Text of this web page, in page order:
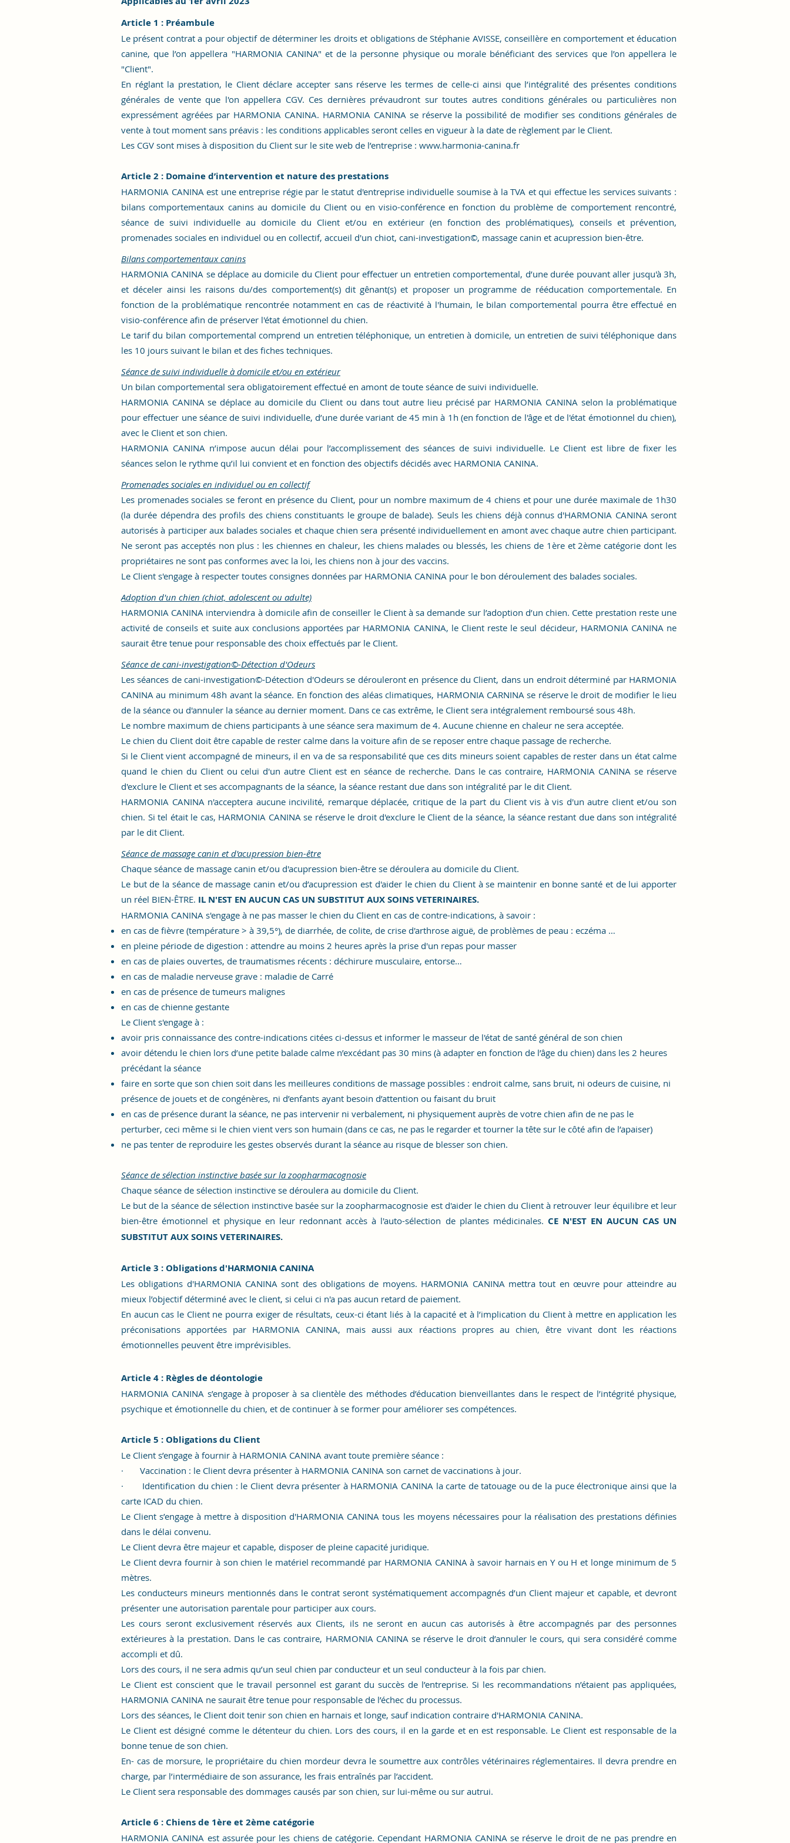
Article 1 : Préambule
Le présent contrat a pour objectif de déterminer les droits et obligations de Stéphanie AVISSE, conseillère en comportement et éducation
canine, que l’on appellera "HARMONIA CANINA" et de la personne physique ou morale bénéficiant des services que l’on appellera le
"Client".
En réglant la prestation, le Client déclare accepter sans réserve les termes de celle-ci ainsi que l’intégralité des présentes conditions
générales de vente que l'on appellera CGV. Ces dernières prévaudront sur toutes autres conditions générales ou particulières non
expressément agréées par HARMONIA CANINA. HARMONIA CANINA se réserve la possibilité de modifier ses conditions générales de
vente à tout moment sans préavis : les conditions applicables seront celles en vigueur à la date de règlement par le Client.
Les CGV sont mises à disposition du Client sur le site web de l’entreprise : www.harmonia-canina.fr
Article 2 : Domaine d’intervention et nature des prestations
HARMONIA CANINA est une entreprise régie par le statut d'entreprise individuelle soumise à la TVA et qui effectue les services suivants :
bilans comportementaux canins au domicile du Client ou en visio-conférence en fonction du problème de comportement rencontré,
séance de suivi individuelle au domicile du Client et/ou en extérieur (en fonction des problématiques), conseils et prévention,
promenades sociales en individuel ou en collectif, accueil d'un chiot, cani-investigation©, massage canin et acupression bien-être.
Bilans comportementaux canins
HARMONIA CANINA se déplace au domicile du Client pour effectuer un entretien comportemental, d’une durée pouvant aller jusqu'à 3h,
et déceler ainsi les raisons du/des comportement(s) dit gênant(s) et proposer un programme de rééducation comportementale. En
fonction de la problématique rencontrée notamment en cas de réactivité à l'humain, le bilan comportemental pourra être effectué en
visio-conférence afin de préserver l'état émotionnel du chien.
Le tarif du bilan comportemental comprend un entretien téléphonique, un entretien à domicile, un entretien de suivi téléphonique dans
les 10 jours suivant le bilan et des fiches techniques.
Séance de suivi individuelle à domicile et/ou en extérieur
Un bilan comportemental sera obligatoirement effectué en amont de toute séance de suivi individuelle.
HARMONIA CANINA se déplace au domicile du Client ou dans tout autre lieu précisé par HARMONIA CANINA selon la problématique
pour effectuer une séance de suivi individuelle, d’une durée variant de45 min à 1h (en fonction de l'âge et de l'état émotionnel du chien),
avec le Client et son chien.
HARMONIA CANINA n’impose aucun délai pour l’accomplissement des séances de suivi individuelle. Le Client est libre de fixer les
séances selon le rythme qu’il lui convient et en fonction des objectifs décidés avec HARMONIA CANINA.
Promenades sociales en individuel ou en collectif
Les promenades sociales se feront en présence du Client, pour un nombre maximum de 4 chiens et pour une durée maximale de 1h30
(la durée dépendra des profils des chiens constituants le groupe de balade). Seuls les chiens déjà connus d'HARMONIA CANINAseront
autorisés à participer aux balades sociales et chaque chien sera présenté individuellement en amont avec chaque autre chien participant.
Ne seront pas acceptés non plus : les chiennes en chaleur, les chiens malades ou blessés, les chiens de 1ère et 2ème catégorie dont les
propriétaires ne sont pas conformes avec la loi, les chiens non à jour des vaccins.
Le Client s'engage à respecter toutes consignes données par HARMONIA CANINA pour le bon déroulement des balades sociales.
Adoption d'un chien (chiot, adolescent ou adulte)
HARMONIA CANINA interviendra à domicile afin de conseiller le Client à sa demande sur l’adoption d’un chien. Cette prestation reste une
activité de conseils et suite aux conclusions apportées par HARMONIA CANINA, le Client reste le seul décideur, HARMONIA CANINAne
saurait être tenue pour responsable des choix effectués par le Client.
Séance de cani-investigation©-Détection d'Odeurs
Les séances de cani-investigation©-Détection d'Odeurs se dérouleront en présence du Client, dans un endroit déterminé par HARMONIA
CANINA au minimum 48h avant la séance. En fonction des aléas climatiques, HARMONIA CARNINA se réserve le droit de modifier le lieu
de la séance ou d'annuler la séance au dernier moment. Dans ce cas extrême, le Client sera intégralement remboursé sous 48h.
Le nombre maximum de chiens participants à une séance sera maximum de 4. Aucune chienne en chaleur ne sera acceptée.
Le chien du Client doit être capable de rester calme dans la voiture afin de se reposer entre chaque passage de recherche.
Si le Client vient accompagné de mineurs, il en va de sa responsabilité que ces dits mineurs soient capables de rester dans un état calme
quand le chien du Client ou celui d'un autre Client est en séance de recherche. Dans le cas contraire, HARMONIA CANINA se réserve
d'exclure le Client et ses accompagnants de la séance, la séance restant due dans son intégralité par le dit Client.
HARMONIA CANINA n'acceptera aucune incivilité, remarque déplacée, critique de la part du Client vis à vis d'un autre clientet/ou son
chien. Si tel était le cas, HARMONIA CANINA se réserve le droit d'exclure le Client de la séance, la séance restant due dans son intégralité
par le dit Client.
Séance de massage canin et d'acupression bien-être
Chaque séance de massage canin et/ou d'acupression bien-être se déroulera au domicile du Client.
Le but de la séance de massage canin et/ou d’acupression est d'aider le chien du Client à se maintenir en bonne santé et de lui apporter
un réel BIEN-ÊTRE. IL N'EST EN AUCUN CAS UN SUBSTITUT AUX SOINS VETERINAIRES.
HARMONIA CANINA s'engage à ne pas masser le chien du Client en cas de contre-indications, à savoir :
en cas de fièvre (température > à 39,5°), de diarrhée, de colite, de crise d'arthrose aiguë, de problèmes de peau : eczéma …
en pleine période de digestion : attendre au moins 2 heures après la prise d'un repas pour masser
en cas de plaies ouvertes, de traumatismes récents : déchirure musculaire, entorse…
en cas de maladie nerveuse grave : maladie de Carré
en cas de présence de tumeurs malignes
en cas de chienne gestante
Le Client s'engage à :
avoir pris connaissance des contre-indications citées ci-dessus et informer le masseur de l'état de santé général de son chien
avoir détendu le chien lors d’une petite balade calme n’excédant pas 30 mins (à adapter en fonction de l’âge du chien) dans les 2 heures
précédant la séance
faire en sorte que son chien soit dans les meilleures conditions de massage possibles : endroit calme, sans bruit, ni odeurs de cuisine, ni
présence de jouets et de congénères, ni d’enfants ayant besoin d’attention ou faisant du bruit
en cas de présence durant la séance, ne pas intervenir ni verbalement, ni physiquement auprès de votre chien afin de ne pas le
perturber, ceci même si le chien vient vers son humain (dans ce cas, ne pas le regarder et tourner la tête sur le côté afin de l’apaiser)
ne pas tenter de reproduire les gestes observés durant la séance au risque de blesser son chien.
Séance de sélection instinctive basée sur la zoopharmacognosie
Chaque séance de sélection instinctive se déroulera au domicile du Client.
Le but de la séance de sélection instinctive basée sur la zoopharmacognosie est d'aider le chien du Client à retrouver leur équilibre et leur
bien-être émotionnel et physique en leur redonnant accès à l'auto-sélection de plantes médicinales. CE N'EST EN AUCUN CAS UN
SUBSTITUT AUX SOINS VETERINAIRES.
Article 3 : Obligations d'HARMONIA CANINA
Les obligations d'HARMONIA CANINA sont des obligations de moyens. HARMONIA CANINA mettra tout en œuvre pour atteindre au
mieux l’objectif déterminé avec le client, si celui ci n'a pas aucun retard de paiement.
En aucun cas le Client ne pourra exiger de résultats, ceux-ci étant liés à la capacité et à l’implication du Client à mettre en application les
préconisations apportées par HARMONIA CANINA, mais aussi aux réactions propres au chien, être vivant dont les réactions
émotionnelles peuvent être imprévisibles.
Article 4 : Règles de déontologie
HARMONIA CANINA s’engage à proposer à sa clientèle des méthodes d’éducation bienveillantes dans le respect de l’intégrité physique,
psychique et émotionnelle du chien, et de continuer à se former pour améliorer ses compétences.
Article 5 : Obligations du Client
Le Client s’engage à fournir à HARMONIA CANINA avant toute première séance :
· Vaccination : le Client devra présenter à HARMONIA CANINA son carnet de vaccinations à jour.
· Identification du chien : le Client devra présenter à HARMONIA CANINA la carte de tatouage ou de la puce électronique ainsi que la
carte ICAD du chien.
Le Client s’engage à mettre à disposition d'HARMONIA CANINA tous les moyens nécessaires pour la réalisation des prestations définies
dans le délai convenu.
Le Client devra être majeur et capable, disposer de pleine capacité juridique.
Le Client devra fournir à son chien le matériel recommandé par HARMONIA CANINA à savoir harnais en Y ou H et longe minimum de 5
mètres.
Les conducteurs mineurs mentionnés dans le contrat seront systématiquement accompagnés d’un Client majeur et capable, et devront
présenter une autorisation parentale pour participer aux cours.
Les cours seront exclusivement réservés aux Clients, ils ne seront en aucun cas autorisés à être accompagnés par des personnes
extérieures à la prestation. Dans le cas contraire, HARMONIA CANINA se réserve le droit d’annuler le cours, qui sera considéré comme
accompli et dû.
Lors des cours, il ne sera admis qu’un seul chien par conducteur et un seul conducteur à la fois par chien.
Le Client est conscient que le travail personnel est garant du succès de l’entreprise. Si les recommandations n’étaient pas appliquées,
HARMONIA CANINA ne saurait être tenue pour responsable de l’échec du processus.
Lors des séances, le Client doit tenir son chien en harnais et longe, sauf indication contraire d'HARMONIA CANINA.
Le Client est désigné comme le détenteur du chien. Lors des cours, il en la garde et en est responsable. Le Client est responsable de la
bonne tenue de son chien.
En- cas de morsure, le propriétaire du chien mordeur devra le soumettre aux contrôles vétérinaires réglementaires. Il devra prendre en
charge, par l’intermédiaire de son assurance, les frais entraînés par l’accident.
Le Client sera responsable des dommages causés par son chien, sur lui-même ou sur autrui.
Article 6 : Chiens de 1ère et 2ème catégorie
HARMONIA CANINA est assurée pour les chiens de catégorie. Cependant HARMONIA CANINA se réserve le droit de ne pas prendre en